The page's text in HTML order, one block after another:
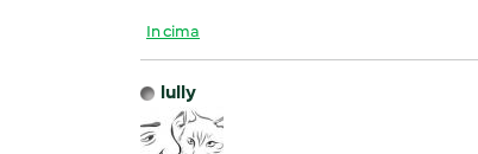
In cima
lully